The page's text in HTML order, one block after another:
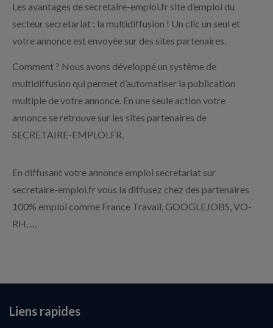
Les avantages de secretaire-emploi.fr site d’emploi du
secteur secretariat : la multidiffusion ! Un clic un seul et
votre annonce est envoyée sur des sites partenaires.
Comment ? Nous avons développé un système de
multidiffusion qui permet d’automatiser la publication
multiple de votre annonce. En une seule action votre
annonce se retrouve sur les sites partenaires de
SECRETAIRE-EMPLOI.FR.
En diffusant votre annonce emploi secretariat sur
secretaire-emploi.fr vous la diffusez chez des partenaires
100% emploi comme France Travail, GOOGLEJOBS, VO-
RH, …
Liens rapides